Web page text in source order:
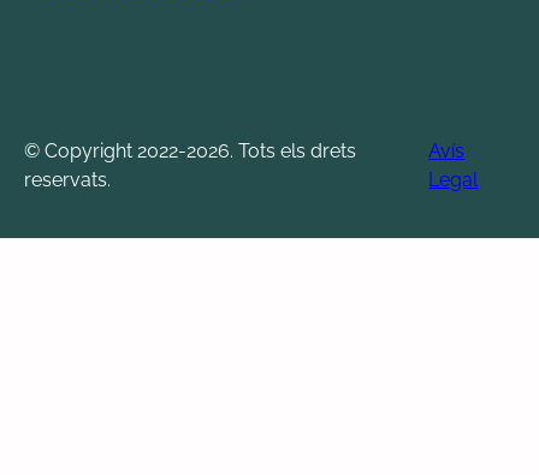
© Copyright 2022-2026. Tots els drets
reservats.
Avís
Legal